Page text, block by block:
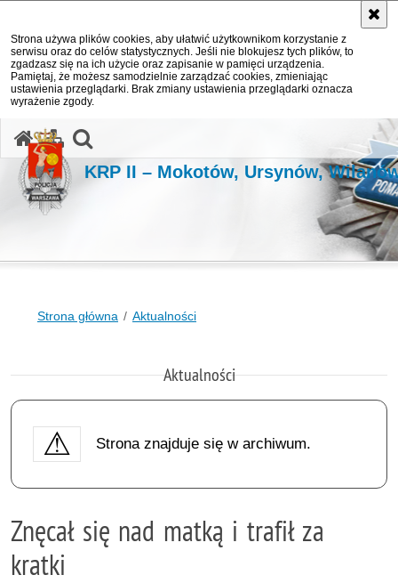
Strona używa plików cookies, aby ułatwić użytkownikom korzystanie z
serwisu oraz do celów statystycznych. Jeśli nie blokujesz tych plików, to
zgadzasz się na ich użycie oraz zapisanie w pamięci urządzenia.
Pamiętaj, że możesz samodzielnie zarządzać cookies, zmieniając
ustawienia przeglądarki. Brak zmiany ustawienia przeglądarki oznacza
wyrażenie zgody.
KRP II – Mokotów, Ursynów,
Strona główna Aktualności
Aktualności
Strona znajduje się w archiwum.
Znęcał się nad matką i trafił za
kratki